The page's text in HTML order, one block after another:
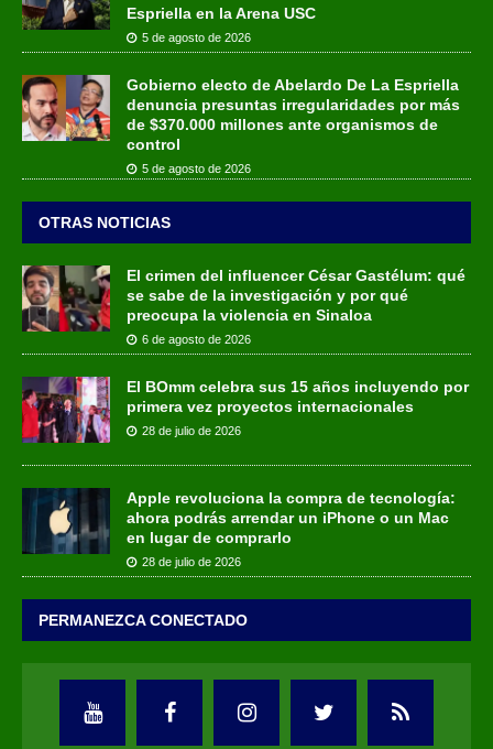
Espriella en la Arena USC
5 de agosto de 2026
Gobierno electo de Abelardo De La Espriella
denuncia presuntas irregularidades por más
de $370.000 millones ante organismos de
control
5 de agosto de 2026
OTRAS NOTICIAS
El crimen del influencer César Gastélum: qué
se sabe de la investigación y por qué
preocupa la violencia en Sinaloa
6 de agosto de 2026
El BOmm celebra sus 15 años incluyendo por
primera vez proyectos internacionales
28 de julio de 2026
Apple revoluciona la compra de tecnología:
ahora podrás arrendar un iPhone o un Mac
en lugar de comprarlo
28 de julio de 2026
PERMANEZCA CONECTADO